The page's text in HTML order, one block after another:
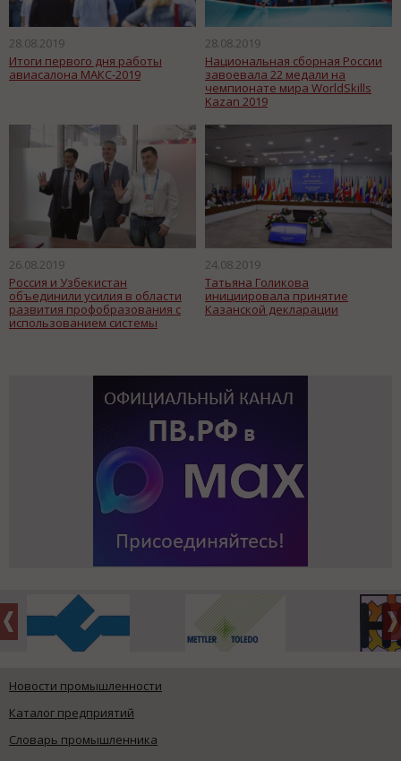
28.08.2019
Итоги первого дня работы
авиасалона МАКС-2019
28.08.2019
Национальная сборная России
завоевала 22 медали на
чемпионате мира WorldSkills
Kazan 2019
26.08.2019
Россия и Узбекистан
объединили усилия в области
развития профобразования с
использованием системы
24.08.2019
Татьяна Голикова
инициировала принятие
Казанской декларации
Новости промышленности
Каталог предприятий
Словарь промышленника